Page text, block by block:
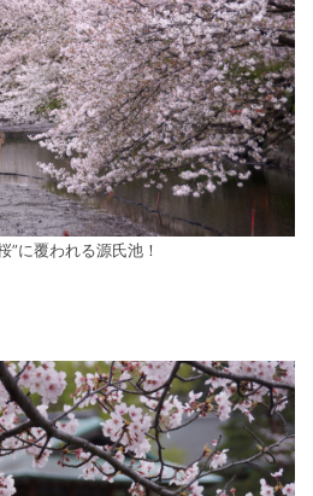
”に覆われる源氏池！